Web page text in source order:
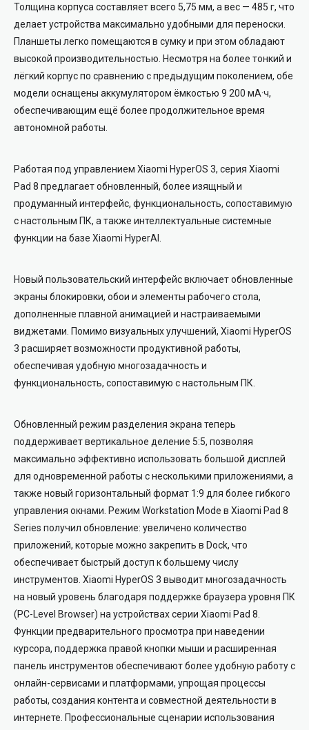
Толщина корпуса составляет всего 5,75 мм, а вес — 485 г, что
делает устройства максимально удобными для переноски.
Планшеты легко помещаются в сумку и при этом обладают
высокой производительностью. Несмотря на более тонкий и
лёгкий корпус по сравнению с предыдущим поколением, обе
модели оснащены аккумулятором ёмкостью 9 200 мА·ч,
обеспечивающим ещё более продолжительное время
автономной работы.
Работая под управлением Xiaomi HyperOS 3, серия Xiaomi
Pad 8 предлагает обновленный, более изящный и
продуманный интерфейс, функциональность, сопоставимую
с настольным ПК, а также интеллектуальные системные
функции на базе Xiaomi HyperAI.
Новый пользовательский интерфейс включает обновленные
экраны блокировки, обои и элементы рабочего стола,
дополненные плавной анимацией и настраиваемыми
виджетами. Помимо визуальных улучшений, Xiaomi HyperOS
3 расширяет возможности продуктивной работы,
обеспечивая удобную многозадачность и
функциональность, сопоставимую с настольным ПК.
Обновленный режим разделения экрана теперь
поддерживает вертикальное деление 5:5, позволяя
максимально эффективно использовать большой дисплей
для одновременной работы с несколькими приложениями, а
также новый горизонтальный формат 1:9 для более гибкого
управления окнами. Режим Workstation Mode в Xiaomi Pad 8
Series получил обновление: увеличено количество
приложений, которые можно закрепить в Dock, что
обеспечивает быстрый доступ к большему числу
инструментов. Xiaomi HyperOS 3 выводит многозадачность
на новый уровень благодаря поддержке браузера уровня ПК
(PC-Level Browser) на устройствах серии Xiaomi Pad 8.
Функции предварительного просмотра при наведении
курсора, поддержка правой кнопки мыши и расширенная
панель инструментов обеспечивают более удобную работу с
онлайн-сервисами и платформами, упрощая процессы
работы, создания контента и совместной деятельности в
интернете. Профессиональные сценарии использования